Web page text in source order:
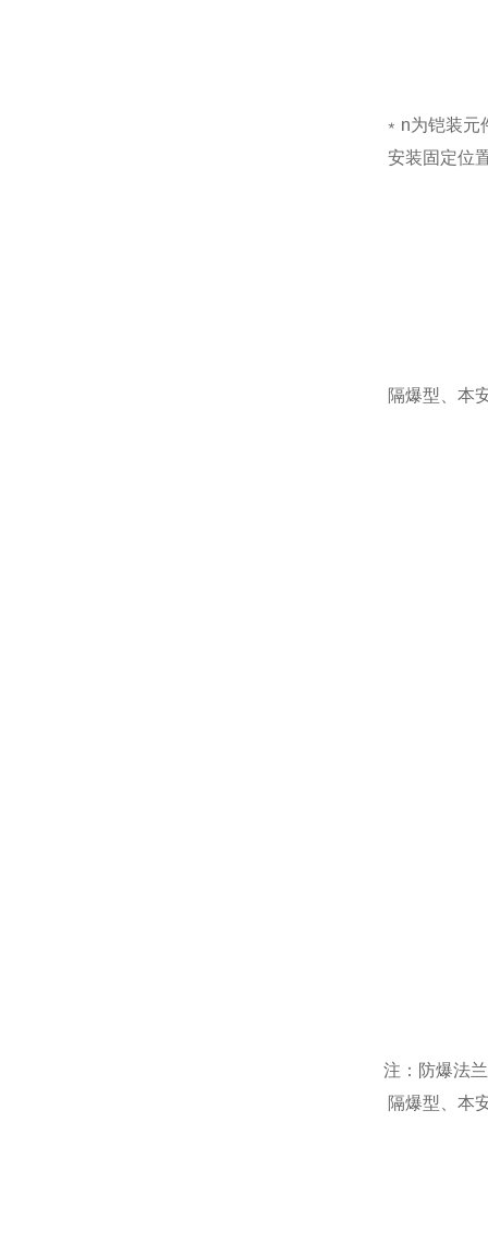
﹡n为铠装元
安装固定位
隔爆型、本
注：防爆法
隔爆型、本